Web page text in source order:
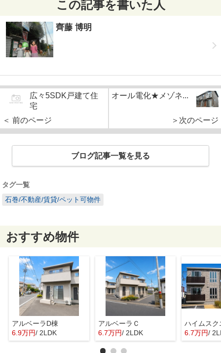
この記事を書いた人
齊藤 博明
広々5SDK戸建て住
宅
＜ 前のページ
オール電化★メゾネ...
＞次のページ
ブログ記事一覧を見る
タグ一覧
石巻/不動産/賃貸/ペット可物件
おすすめ物件
アルベーラD棟
6.9万円/ 2LDK
アルベーラＣ
6.7万円/ 2LDK 6.7万円/